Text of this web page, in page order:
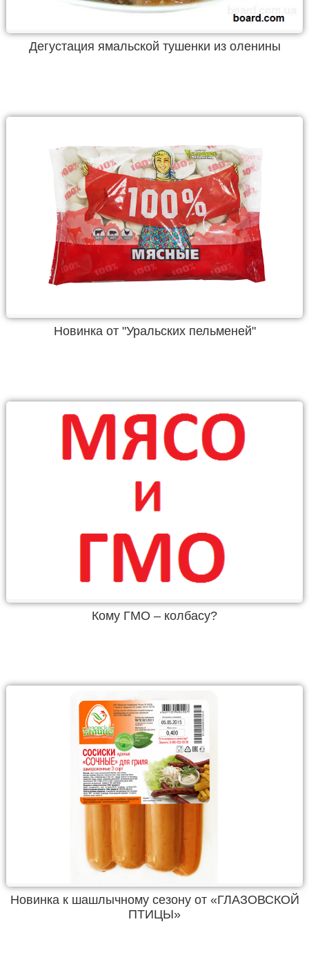
Дегустация ямальской тушенки из оленины
Новинка от "Уральских пельменей"
Кому ГМО – колбасу?
Новинка к шашлычному сезону от «ГЛАЗОВСКОЙ
ПТИЦЫ»